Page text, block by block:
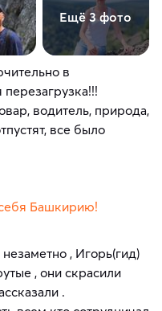
Ещё 3 фото
в
водитель, природа,
все было
Башкирию!
, Игорь(гид)
, они скрасили
.